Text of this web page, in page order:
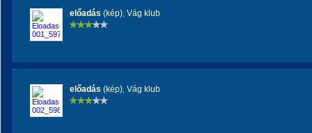
előadás (kép), Vág klub
előadás (kép), Vág klub